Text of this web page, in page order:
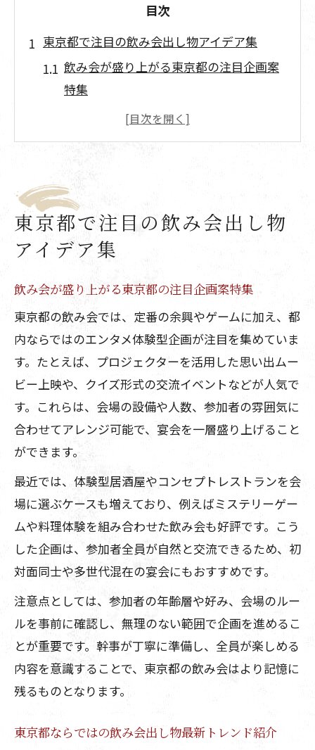
目次
東京都で注目の飲み会出し物アイデア集
飲み会が盛り上がる東京都の注目企画案
特集
東京都ならではの飲み会出し物最新トレ
ンド紹介
する方法
飲み会で活躍する体験型エンタメ案を東
京都で探す
東京都おすすめ飲み会出し物の選び方と
ポイント
幹事が選ぶ東京都の飲み会出し物成功ポ
イント
東京都飲み会で外さない出し物企画のコ
ツ
飲み会幹事向け都内注目エンタメ案まと
め
東京都の宴会で役立つ飲み会演出術を徹
底解説
幹事目線で考える飲み会盛り上げ演出一
覧
参加者が盛り上がる体験型飲み会企画とは
飲み会参加者が夢中になる体験型企画の
魅力
東京都で体験できる飲み会向けエンタメ
イベント
盛り上がる飲み会に導く体験型出し物ア
都内の飲み会でおすすめの参加型余興案
東京都で注目の飲み会出し物
アイデア集
飲み会が盛り上がる東京都の注目企画案特集
東京都の飲み会では、定番の余興やゲームに加え、都
内ならではのエンタメ体験型企画が注目を集めていま
す。たとえば、プロジェクターを活用した思い出ムー
ビー上映や、クイズ形式の交流イベントなどが人気で
す。これらは、会場の設備や人数、参加者の雰囲気に
合わせてアレンジ可能で、宴会を一層盛り上げること
ができます。
最近では、体験型居酒屋やコンセプトレストランを会
場に選ぶケースも増えており、例えばミステリーゲー
ムや料理体験を組み合わせた飲み会も好評です。こう
した企画は、参加者全員が自然と交流できるため、初
対面同士や多世代混在の宴会にもおすすめです。
注意点としては、参加者の年齢層や好み、会場のルー
ルを事前に確認し、無理のない範囲で企画を進めるこ
とが重要です。幹事が丁寧に準備し、全員が楽しめる
内容を意識することで、東京都の飲み会はより記憶に
残るものとなります。
東京都ならではの飲み会出し物最新トレンド紹介